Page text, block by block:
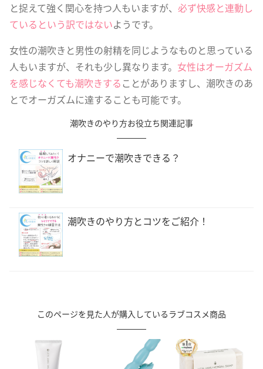
と捉えて強く関心を持つ人もいますが、 必ず快感と連動し
ているという訳ではないようです。
女性の潮吹きと男性の射精を同じようなものと思っている
人もいますが、それも少し異なります。 女性はオーガズム
を感じなくても潮吹きすることがありますし、潮吹きのあ
とでオーガズムに達することも可能です。
潮吹きのやり方お役立ち関連記事
オナニーで潮吹きできる？
潮吹きのやり方とコツをご紹介！
このページを見た人が購入しているラブコスメ商品